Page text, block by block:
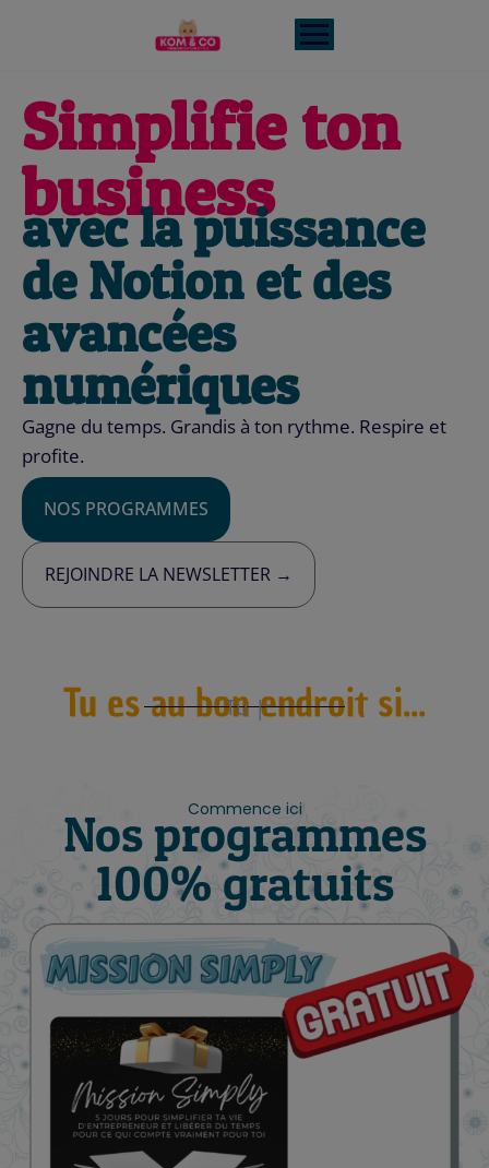
Simplifie ton
business​
avec la puissance
de Notion et des
avancées
numériques
NOS PROGRAMMES
REJOINDRE LA NEWSLETTER →
Gagne du temps. Grandis à ton rythme. Respire et
profite.
Tu es au bon endroit si...
Tu es prête à structurer to
Commence ici
Nos programmes
100% gratuits